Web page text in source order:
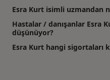
Esra Kurt isimli uzmandan
Hastalar / danışanlar Esra
düşünüyor?
Esra Kurt hangi sigortaları